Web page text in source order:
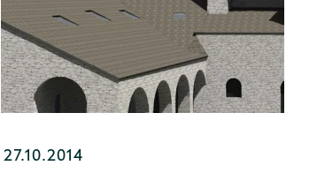
27.10.2014